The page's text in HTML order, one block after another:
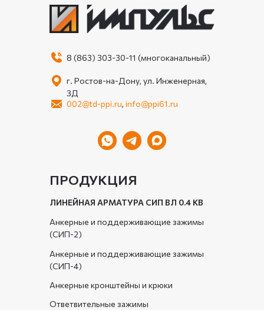
Ответвительные зажимы
Анкерные кронштейны и крюки
Анкерные и поддерживающие зажимы
(СИП-4)
Анкерные и поддерживающие зажимы
(СИП-2)
ЛИНЕЙНАЯ АРМАТУРА СИП ВЛ 0.4 КВ
ПРОДУКЦИЯ
002@td-ppi.ru, info@ppi61.ru
г. Ростов-на-Дону, ул. Инженерная,
3Д
8 (863) 303-30-11 (многоканальный)